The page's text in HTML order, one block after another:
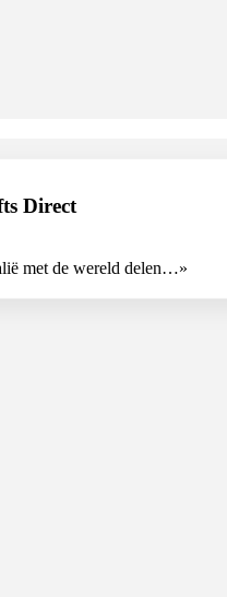
Direct
met de wereld delen…»